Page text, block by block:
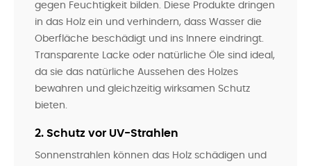
gegen Feuchtigkeit bilden. Diese Produkte dringen
in das Holz ein und verhindern, dass Wasser die
Oberfläche beschädigt und ins Innere eindringt.
Transparente Lacke oder natürliche Öle sind ideal,
da sie das natürliche Aussehen des Holzes
bewahren und gleichzeitig wirksamen Schutz
bieten.
2. Schutz vor UV-Strahlen
Sonnenstrahlen können das Holz schädigen und